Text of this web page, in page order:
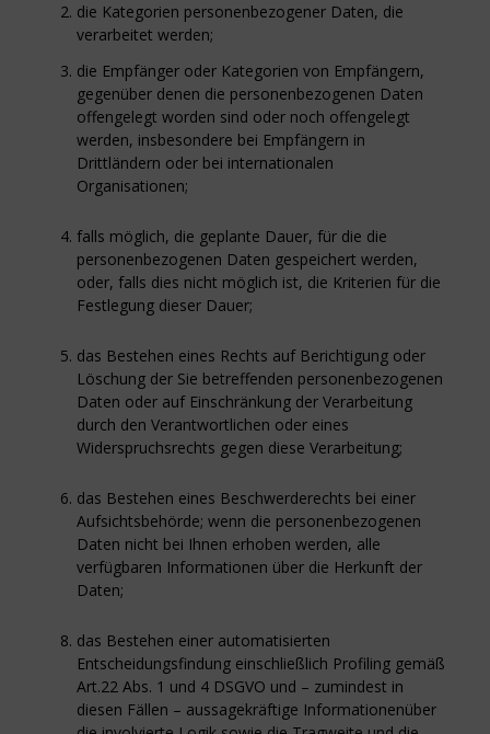
die Kategorien personenbezogener Daten, die
verarbeitet werden;
die Empfänger oder Kategorien von Empfängern,
gegenüber denen die personenbezogenen Daten
offengelegt worden sind oder noch offengelegt
werden, insbesondere bei Empfängern in
Drittländern oder bei internationalen
Organisationen;
falls möglich, die geplante Dauer, für die die
personenbezogenen Daten gespeichert werden,
oder, falls dies nicht möglich ist, die Kriterien für die
Festlegung dieser Dauer;
das Bestehen eines Rechts auf Berichtigung oder
Löschung der Sie betreffenden personenbezogenen
Daten oder auf Einschränkung der Verarbeitung
durch den Verantwortlichen oder eines
Widerspruchsrechts gegen diese Verarbeitung;
das Bestehen eines Beschwerderechts bei einer
Aufsichtsbehörde; wenn die personenbezogenen
Daten nicht bei Ihnen erhoben werden, alle
verfügbaren Informationen über die Herkunft der
Daten;
das Bestehen einer automatisierten
Entscheidungsfindung einschließlich Profiling gemäß
Art.22 Abs. 1 und 4 DSGVO und – zumindest in
diesen Fällen – aussagekräftige Informationenüber